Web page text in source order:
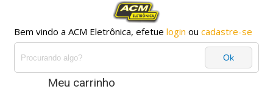
Bem vindo a ACM Eletrônica, efetue login ou cadastre-se
Meu carrinho